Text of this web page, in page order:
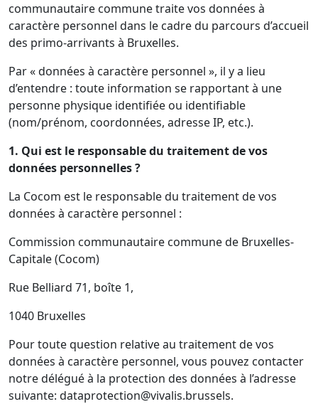
communautaire commune traite vos données à
caractère personnel dans le cadre du parcours d’accueil
des primo-arrivants à Bruxelles.
Par « données à caractère personnel », il y a lieu
d’entendre : toute information se rapportant à une
personne physique identifiée ou identifiable
(nom/prénom, coordonnées, adresse IP, etc.).
1. Qui est le responsable du traitement de vos
données personnelles ?
La Cocom est le responsable du traitement de vos
données à caractère personnel :
Commission communautaire commune de Bruxelles-
Capitale (Cocom)
Rue Belliard 71, boîte 1,
1040 Bruxelles
Pour toute question relative au traitement de vos
données à caractère personnel, vous pouvez contacter
notre délégué à la protection des données à l’adresse
suivante: dataprotection@vivalis.brussels.